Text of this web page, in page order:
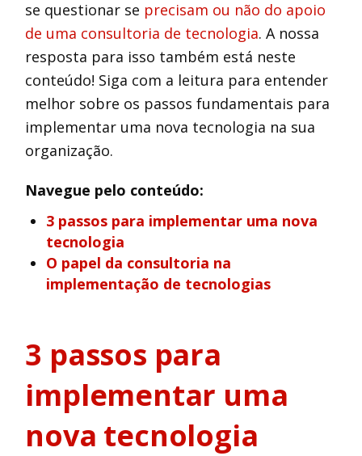
se questionar se precisam ou não do apoio
de uma consultoria de tecnologia. A nossa
resposta para isso também está neste
conteúdo! Siga com a leitura para entender
melhor sobre os passos fundamentais para
implementar uma nova tecnologia na sua
organização.
Navegue pelo conteúdo:
3 passos para implementar uma nova
tecnologia
O papel da consultoria na
implementação de tecnologias
3 passos para
implementar uma
nova tecnologia